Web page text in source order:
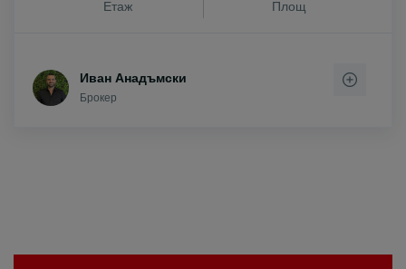
Етаж
Площ
Иван Анадъмски
Брокер